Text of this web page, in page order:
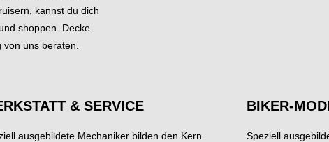
kannst du dich
shoppen. Decke
uns beraten.
& SERVICE
ausgebildete Mechaniker bilden den Kern
BIKER-
Speziell